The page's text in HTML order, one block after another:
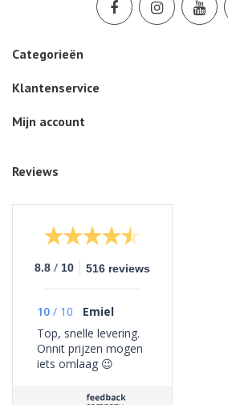
Categorieën
Klantenservice
Mijn account
Reviews
8.8 / 10 516 reviews
10 / 10
Emiel
Top, snelle levering.
Onnit prijzen mogen
iets omlaag 😉